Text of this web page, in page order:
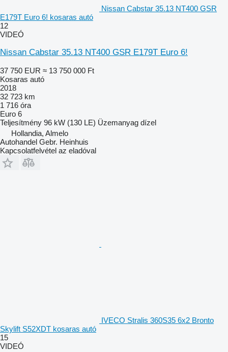
Nissan Cabstar 35.13 NT400 GSR
E179T Euro 6! kosaras autó
12
VIDEÓ
Nissan Cabstar 35.13 NT400 GSR E179T Euro 6!
37 750 EUR ≈ 13 750 000 Ft
Kosaras autó
2018
32 723 km
1 716 óra
Euro 6
Teljesítmény 96 kW (130 LE) Üzemanyag dízel
Hollandia, Almelo
Autohandel Gebr. Heinhuis
Kapcsolatfelvétel az eladóval
IVECO Stralis 360S35 6x2 Bronto
Skylift S52XDT kosaras autó
15
VIDEÓ